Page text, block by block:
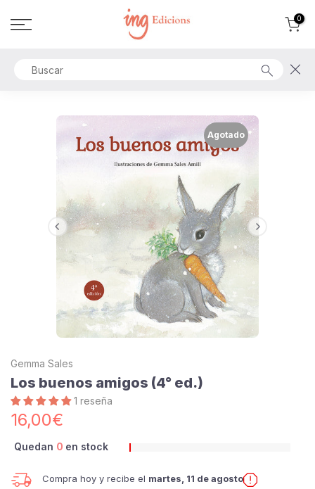
al
0
Agotado
Gemma Sales
Los buenos amigos (4° ed.)
1 reseña
16,00€
Quedan 0 en stock
Compra hoy y recibe el martes, 11 de agosto